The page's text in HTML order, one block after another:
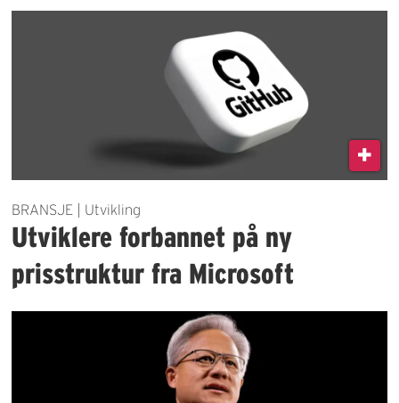
BRANSJE | Utvikling
Utviklere forbannet på ny
prisstruktur fra Microsoft